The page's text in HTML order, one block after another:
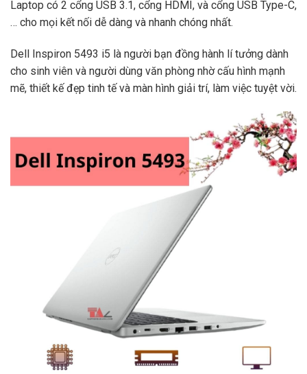
Laptop có 2 cổng USB 3.1, cổng HDMI, và cổng USB Type-C,
… cho mọi kết nối dễ dàng và nhanh chóng nhất.
Dell Inspiron 5493 i5 là người bạn đồng hành lí tưởng dành
cho sinh viên và người dùng văn phòng nhờ cấu hình mạnh
mẽ, thiết kế đẹp tinh tế và màn hình giải trí, làm việc tuyệt vời.